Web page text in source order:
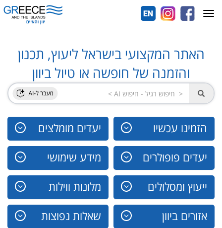
האתר המקצועי בישראל ליעוץ, תכנון
והזמנה של חופשה או טיול ביוון
הזמינו עכשיו יעדים מומלצים
יעדים פופולרים מידע שימושי
ייעוץ ומסלולים מלונות ווילות
אזורים ביוון שאלות נפוצות
Toggle
navigation